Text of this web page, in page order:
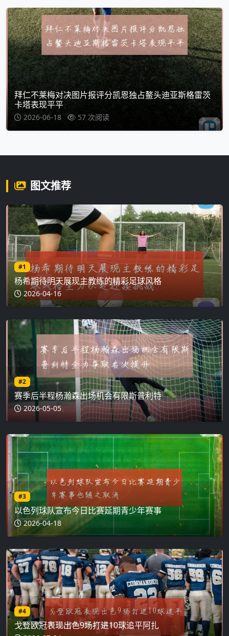
拜仁不莱梅对决图片报评分凯恩独占鳌头迪亚斯格雷茨
卡塔表现平平
2026-06-18 57 次阅读
图文推荐
#1
杨希期待明天展现主教练的精彩足球风格
2026-04-16
#2
赛季后半程杨瀚森出场机会有限斯普利特
2026-05-05
#3
以色列球队宣布今日比赛延期青少年赛事
2026-04-18
#4
戈登欧冠表现出色9场打进10球追平阿扎